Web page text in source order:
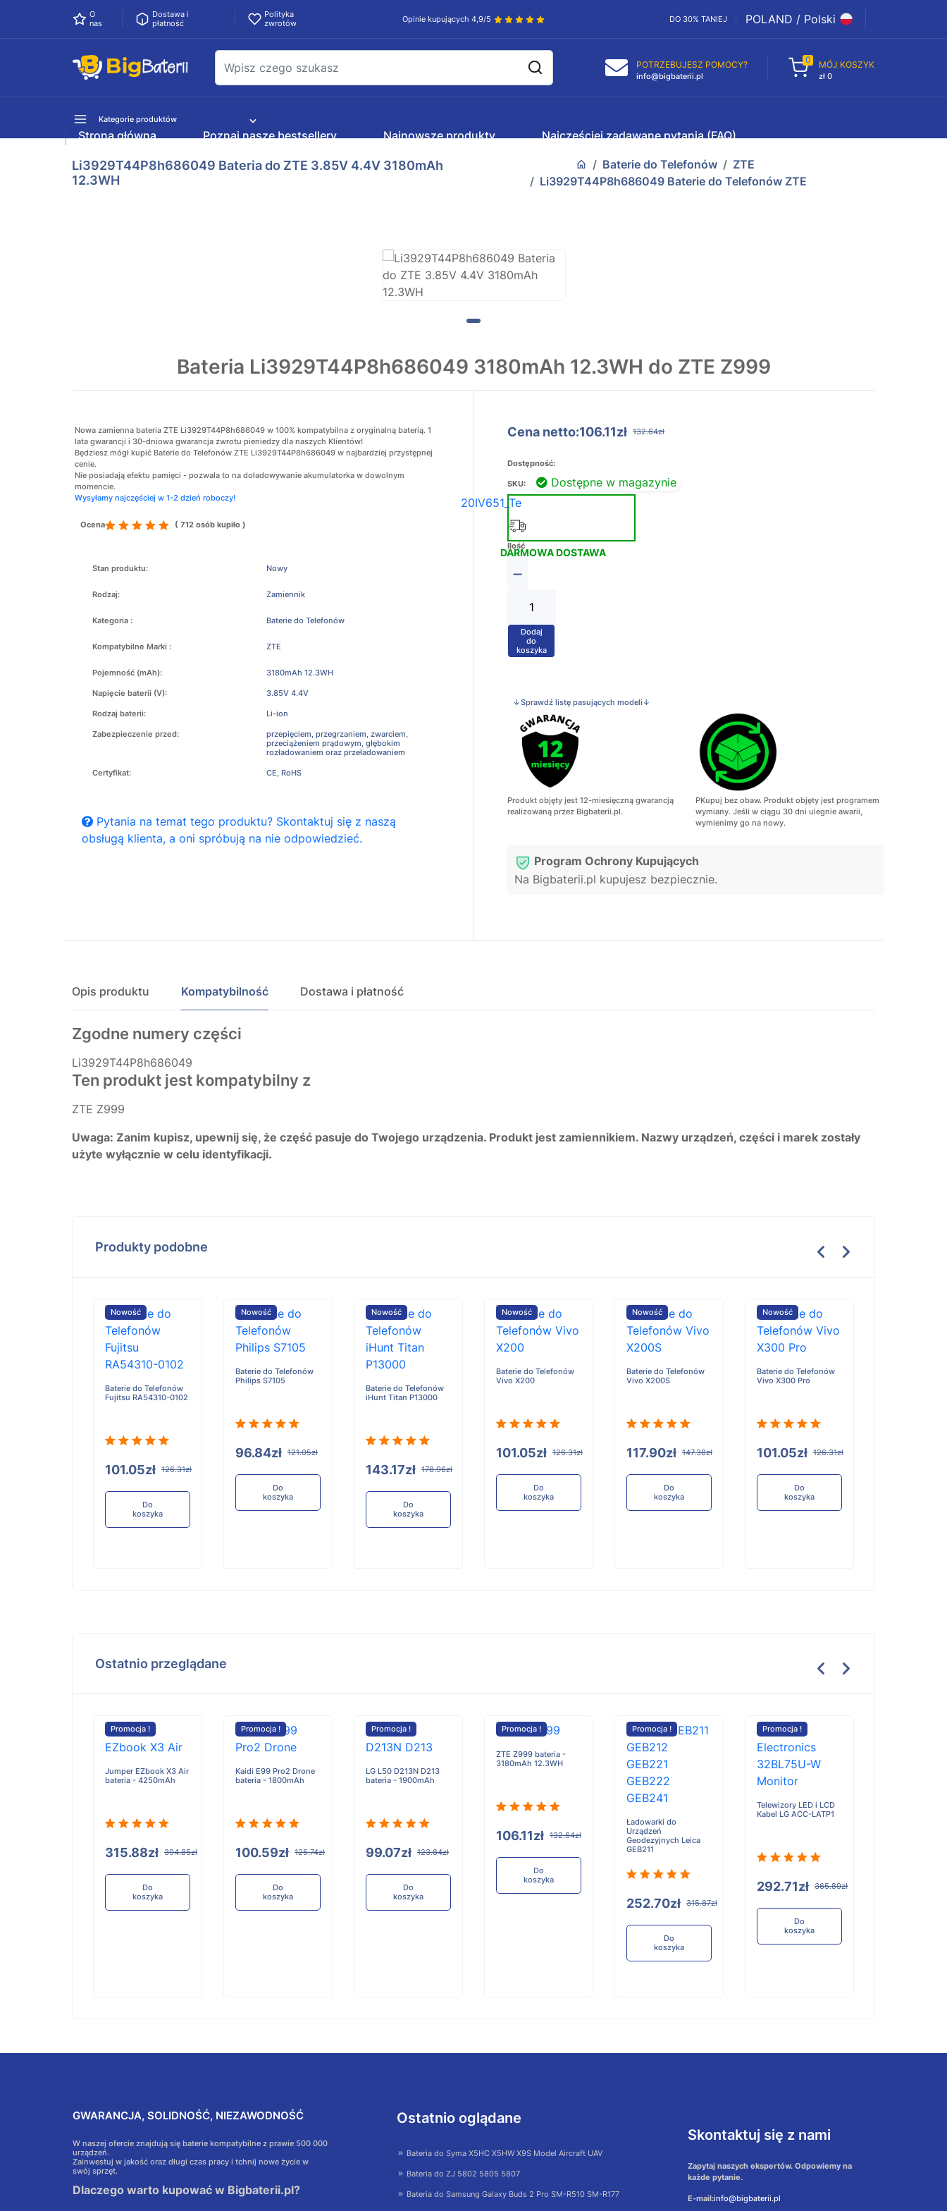
O
nas
Dostawa i
płatność
Polityka
zwrotów
Opinie kupujących 4,9/5 DO 30% TANIEJ POLAND / Polski
POTRZEBUJESZ POMOCY?
info@bigbaterii.pl
0 MÓJ KOSZYK
zł 0
Kategorie produktów
Strona główna Poznaj nasze bestsellery Najnowsze produkty Najczęściej zadawane pytania (FAQ)
Li3929T44P8h686049 Bateria do ZTE 3.85V 4.4V 3180mAh
12.3WH
Baterie do Telefonów
ZTE
Li3929T44P8h686049 Baterie do Telefonów ZTE
Bateria Li3929T44P8h686049 3180mAh 12.3WH do ZTE Z999
Nowa zamienna bateria ZTE Li3929T44P8h686049 w 100% kompatybilna z oryginalną baterią. 1
lata gwarancji i 30-dniowa gwarancja zwrotu pieniedzy dla naszych Klientów!
Będziesz mógł kupić Baterie do Telefonów ZTE Li3929T44P8h686049 w najbardziej przystępnej
cenie.
Nie posiadają efektu pamięci - pozwala to na doładowywanie akumulatorka w dowolnym
momencie.
Wysyłamy najczęściej w 1-2 dzień roboczy!
Ocena ( 712 osób kupiło )
Stan produktu: Nowy
Rodzaj: Zamiennik
Kategoria : Baterie do Telefonów
Kompatybilne Marki : ZTE
Pojemność (mAh): 3180mAh 12.3WH
Napięcie baterii (V): 3.85V 4.4V
Rodzaj baterii: Li-ion
Zabezpieczenie przed:
przepięciem, przegrzaniem, zwarciem,
przeciążeniem prądowym, głębokim
rozładowaniem oraz przeładowaniem
Certyfikat: CE, RoHS
Pytania na temat tego produktu? Skontaktuj się z naszą
obsługą klienta, a oni spróbują na nie odpowiedzieć.
Cena netto:106.11zł 132.64zł
Dostępność:
Dostępne w magazynie
SKU:
20IV651_Te
DARMOWA DOSTAWA
Ilość
−
+
Dodaj
do
koszyka
↓Sprawdź listę pasujących modeli↓
Produkt objęty jest 12-miesięczną gwarancją
realizowaną przez Bigbaterii.pl.
PKupuj bez obaw. Produkt objęty jest programem
wymiany. Jeśli w ciągu 30 dni ulegnie awarii,
wymienimy go na nowy.
Program Ochrony Kupujących
Na Bigbaterii.pl kupujesz bezpiecznie.
Opis produktu Kompatybilność Dostawa i płatność
Zgodne numery części
Li3929T44P8h686049
Ten produkt jest kompatybilny z
ZTE Z999
Uwaga: Zanim kupisz, upewnij się, że część pasuje do Twojego urządzenia. Produkt jest zamiennikiem. Nazwy urządzeń, części i marek zostały
użyte wyłącznie w celu identyfikacji.
Produkty podobne
Nowość
Baterie do Telefonów
Fujitsu RA54310-0102
101.05zł 126.31zł
Do
koszyka
Nowość
Baterie do Telefonów
Philips S7105
96.84zł 121.05zł
Do
koszyka
Nowość
Baterie do Telefonów
iHunt Titan P13000
143.17zł 178.96zł
Do
koszyka
Nowość
Baterie do Telefonów
Vivo X200
101.05zł 126.31zł
Do
koszyka
Nowość
Baterie do Telefonów
Vivo X200S
117.90zł 147.38zł
Do
koszyka
Nowość
Baterie do Telefonów
Vivo X300 Pro
101.05zł 126.31zł
Do
koszyka
Ostatnio przeglądane
Promocja !
Jumper EZbook X3 Air
bateria - 4250mAh
315.88zł 394.85zł
Do
koszyka
Promocja !
Kaidi E99 Pro2 Drone
bateria - 1800mAh
100.59zł 125.74zł
Do
koszyka
Promocja !
LG L50 D213N D213
bateria - 1900mAh
99.07zł 123.84zł
Do
koszyka
Promocja !
ZTE Z999 bateria -
3180mAh 12.3WH
106.11zł 132.64zł
Do
koszyka
Promocja !
Ładowarki do
Urządzeń
Geodezyjnych Leica
GEB211
252.70zł 315.87zł
Do
koszyka
Promocja !
Telewizory LED i LCD
Kabel LG ACC-LATP1
292.71zł 365.89zł
Do
koszyka
GWARANCJA, SOLIDNOŚĆ, NIEZAWODNOŚĆ
W naszej ofercie znajdują się baterie kompatybilne z prawie 500 000
urządzeń.
Zainwestuj w jakość oraz długi czas pracy i tchnij nowe życie w
swój sprzęt.
Dlaczego warto kupować w Bigbaterii.pl?
Ostatnio oglądane
Bateria do Syma X5HC X5HW X9S Model Aircraft UAV
Bateria do ZJ 5802 5805 5807
Bateria do Samsung Galaxy Buds 2 Pro SM-R510 SM-R177
Skontaktuj się z nami
Zapytaj naszych ekspertów. Odpowiemy na
każde pytanie.
E-mail:info@bigbaterii.pl